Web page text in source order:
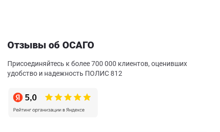
Отзывы об ОСАГО
Присоединяйтесь к более 700 000 клиентов, оценивших
удобство и надежность ПОЛИС 812